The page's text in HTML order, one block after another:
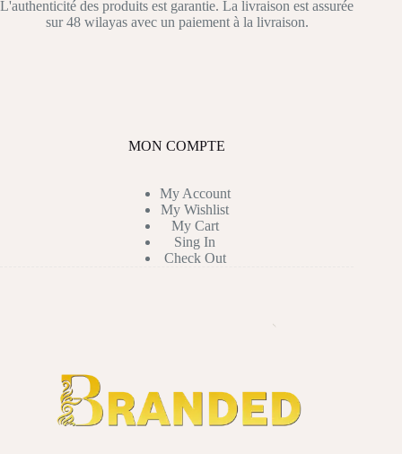
L'authenticité des produits est garantie. La livraison est assurée
sur 48 wilayas avec un paiement à la livraison.
MON COMPTE
My Account
My Wishlist
My Cart
Sing In
Check Out